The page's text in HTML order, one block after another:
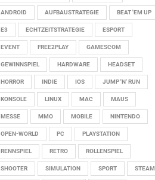
ANDROID AUFBAUSTRATEGIE BEAT 'EM UP
E3 ECHTZEITSTRATEGIE ESPORT
EVENT FREE2PLAY GAMESCOM
GEWINNSPIEL HARDWARE HEADSET
HORROR INDIE IOS JUMP 'N' RUN
KONSOLE LINUX MAC MAUS
MESSE MMO MOBILE NINTENDO
OPEN-WORLD PC PLAYSTATION
RENNSPIEL RETRO ROLLENSPIEL
SHOOTER SIMULATION SPORT STEAM